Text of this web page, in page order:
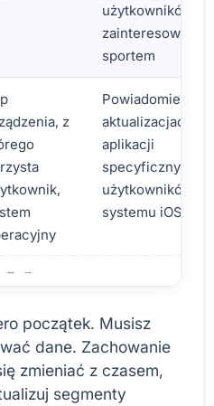
użytkowników
sportem
z
Powiadomienia o
aktualizacjach
aplikacji
specyficznych
użytkowników
systemu iOS
początek. Musisz
dane. Zachowanie
zmieniać z czasem,
segmenty